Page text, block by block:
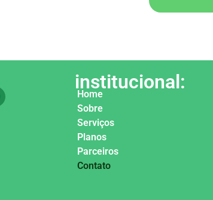
institucional:
Home
Sobre
Serviços
Planos
Parceiros
Contato